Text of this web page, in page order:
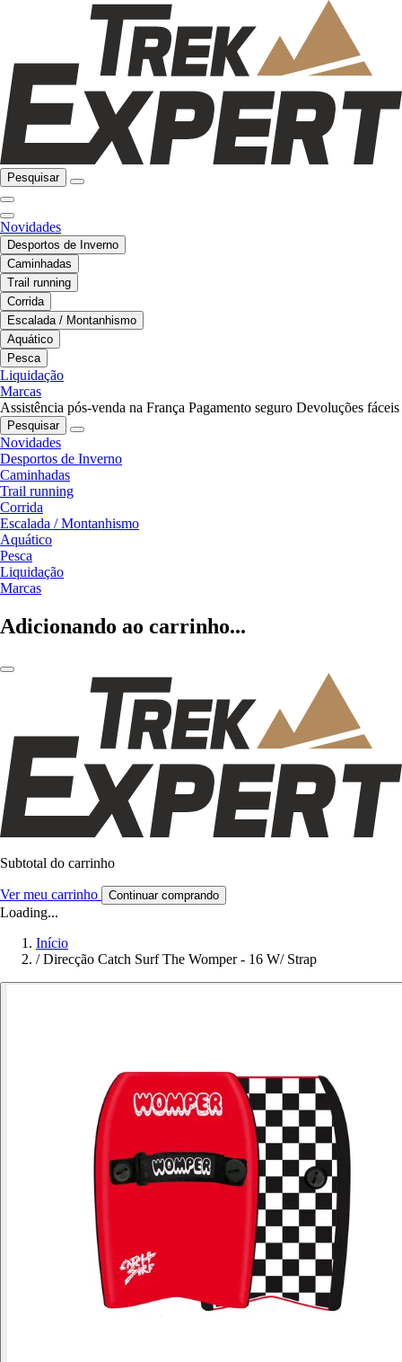
Pesquisar
Novidades
Desportos de Inverno
Caminhadas
Trail running
Corrida
Escalada / Montanhismo
Aquático
Pesca
Liquidação
Marcas
Assistência pós-venda na França Pagamento seguro Devoluções fáceis
Pesquisar
Novidades
Desportos de Inverno
Caminhadas
Trail running
Corrida
Escalada / Montanhismo
Aquático
Pesca
Liquidação
Marcas
Adicionando ao carrinho...
Subtotal do carrinho
Ver meu carrinho Continuar comprando
Loading...
Início
/ Direcção Catch Surf The Womper - 16 W/ Strap